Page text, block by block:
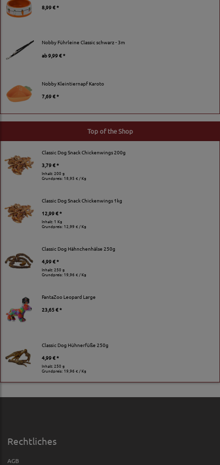
8,99 € *
Nobby Führleine Classic schwarz - 3m
ab9,99 € *
Nobby Kleintiernapf Karoto
7,69 € *
Top of the Shop
Classic Dog Snack Chickenwings 200g
3,79 € *
Inhalt: 200 g
Grundpreis: 18,95 € / Kg
Classic Dog Snack Chickenwings 1kg
12,99 € *
Inhalt: 1 Kg
Grundpreis: 12,99 € / Kg
Classic Dog Hähnchenhälse 250g
4,99 € *
Inhalt: 250 g
Grundpreis: 19,96 € / Kg
FantaZoo Leopard Large
23,65 € *
Classic Dog Hühnerfüße 250g
4,99 € *
Inhalt: 250 g
Grundpreis: 19,96 € / Kg
Rechtliches
AGB